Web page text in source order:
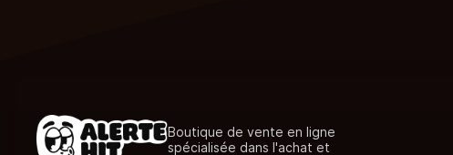
Boutique de vente en ligne
spécialisée dans l'achat et